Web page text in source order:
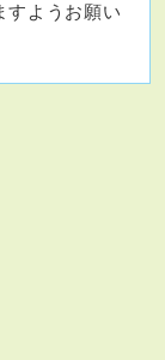
すようお願い